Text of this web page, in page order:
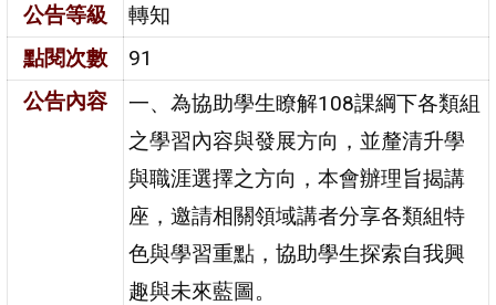
公告等級
轉知
點閱次數
91
公告內容
一、為協助學生瞭解108課綱下各類組
之學習內容與發展方向，並釐清升學
與職涯選擇之方向，本會辦理旨揭講
座，邀請相關領域講者分享各類組特
色與學習重點，協助學生探索自我興
趣與未來藍圖。